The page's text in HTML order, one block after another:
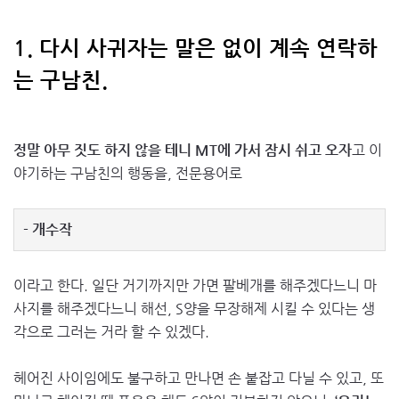
1. 다시 사귀자는 말은 없이 계속 연락하
는 구남친.
정말 아무 짓도 하지 않을 테니 MT에 가서 잠시 쉬고 오자고 이
야기하는 구남친의 행동을, 전문용어로
- 개수작
이라고 한다. 일단 거기까지만 가면 팔베개를 해주겠다느니 마
사지를 해주겠다느니 해선, S양을 무장해제 시킬 수 있다는 생
각으로 그러는 거라 할 수 있겠다.
헤어진 사이임에도 불구하고 만나면 손 붙잡고 다닐 수 있고, 또